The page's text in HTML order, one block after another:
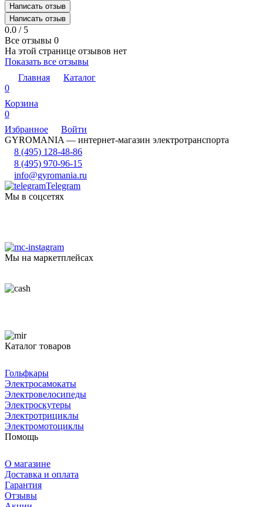
Написать отзыв
Написать отзыв
0.0 / 5
Все отзывы 0
На этой странице отзывов нет
Показать все отзывы
Главная
Каталог
0
Корзина
0
Избранное
Войти
GYROMANIA — интернет-магазин электротранспорта
8 (495) 128-48-86
8 (495) 970-96-15
info@gyromania.ru
Telegram
Мы в соцсетях
Мы на маркетплейсах
Каталог товаров
Гольфкары
Электросамокаты
Электровелосипеды
Электроскутеры
Электротрициклы
Электромотоциклы
Помощь
О магазине
Доставка и оплата
Гарантия
Отзывы